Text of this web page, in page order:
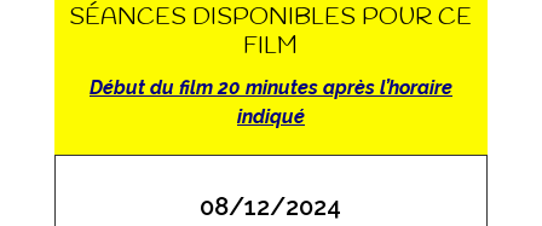
SÉANCES DISPONIBLES POUR CE
FILM
Début du film 20 minutes après l’horaire
indiqué
08/12/2024